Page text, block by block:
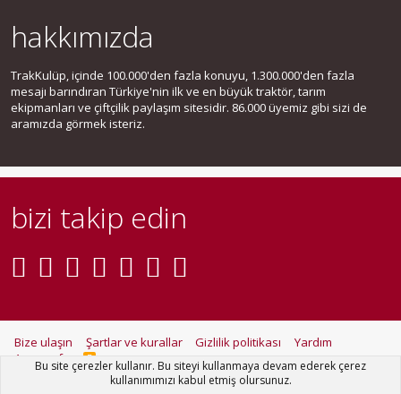
hakkımızda
TrakKulüp, içinde 100.000'den fazla konuyu, 1.300.000'den fazla
mesajı barındıran Türkiye'nin ilk ve en büyük traktör, tarım
ekipmanları ve çiftçilik paylaşım sitesidir. 86.000 üyemiz gibi sizi de
aramızda görmek isteriz.
bizi takip edin
Bize ulaşın Şartlar ve kurallar Gizlilik politikası
Yardım
Ana sayfa
R
S
Bu site çerezler kullanır. Bu siteyi kullanmaya devam ederek çerez
kullanımımızı kabul etmiş olursunuz.